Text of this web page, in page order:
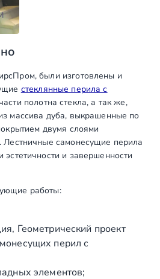
были изготовлены и
стеклянные перила с
полотна стекла, а так же,
массива дуба, выкрашенные по
двумя слоями
Лестничные самонесущие перила
эстетичности и завершенности
работы:
Геометрический проект
перил с
элементов;